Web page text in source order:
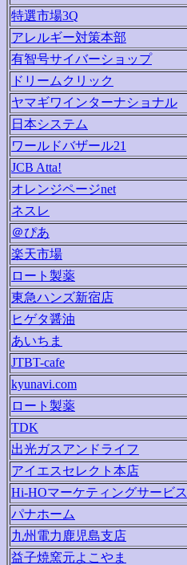
特選市場3Q
アレルギー対策本部
有智号サイバーショップ
ドリームクリック
ヤマギワインターナショナル
日本システム
ワールドバザール21
JCB Atta!
オレンジページnet
ネスレ
＠ぴあ
楽天市場
ロート製薬
東急ハンズ新宿店
ヒゲタ醤油
あいちま
JTBT-cafe
kyunavi.com
ロート製薬
TDK
出光ガスアンドライフ
アイエスセレクト本店
Hi-HOマーケティングサービス
パナホーム
九州電力鹿児島支店
益子焼窯元よこやま